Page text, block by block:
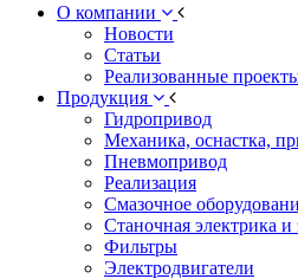
О компании
Новости
Статьи
Реализованные
Продукция
Гидропривод
Механика, оснастка,
Пневмопривод
Реализация
Смазочное
Станочная электрика и
Фильтры
Электродвигатели